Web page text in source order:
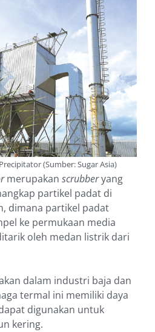
(Sumber: Sugar Asia)
merupakan scrubberyang
partikel padat di
dimana partikel padat
ke permukaan media
oleh medan listrik dari
dalam industri baja dan
termal ini memiliki daya
digunakan untuk
kering.